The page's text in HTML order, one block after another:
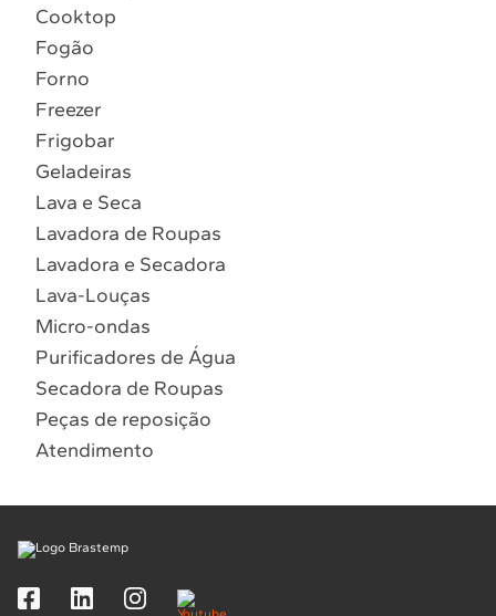
Localizar assistência técnica
8º Embutir
9º Combos
Cooktop
Fogão
Forno
Freezer
Frigobar
Geladeiras
Lava e Seca
Lavadora de Roupas
Lavadora e Secadora
Lava-Louças
Micro-ondas
Purificadores de Água
Secadora de Roupas
Peças de reposição
Atendimento